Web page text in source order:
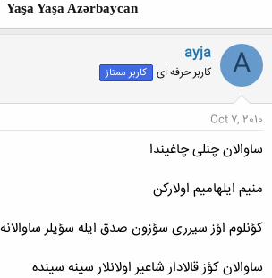
Yaşa Yaşa Azərbaycan
A
ayja
کاربر حرفه ای کاربر ممتاز
Oct 7, 2010
ساوالان چنلی چاغیندا
منیم ایلهامیم اولارکن
کؤنلوم اؤز سیرری سؤزون صدق ایله سؤیلر ساوالانه
ساوالان کؤز قالادار شاعیر اولانلار سینه سینده